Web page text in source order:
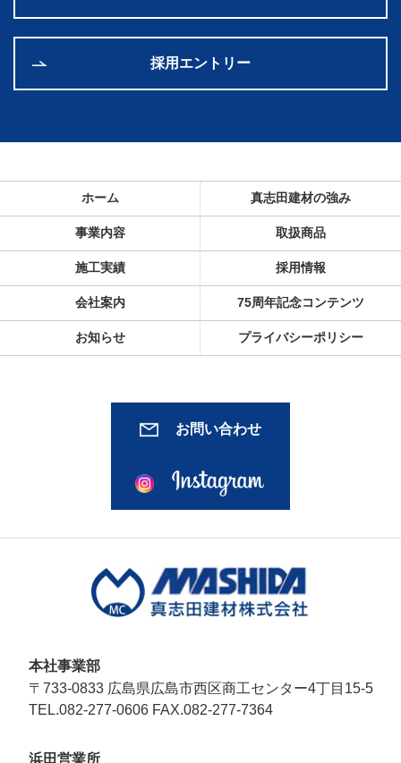
採用エントリー
ホーム 真志田建材の強み
事業内容 取扱商品
施工実績 採用情報
会社案内 75周年記念コンテンツ
お知らせ プライバシーポリシー
お問い合わせ
本社事業部
〒733-0833 広島県広島市西区商工センター4丁目15-5
TEL.082-277-0606 FAX.082-277-7364
浜田営業所